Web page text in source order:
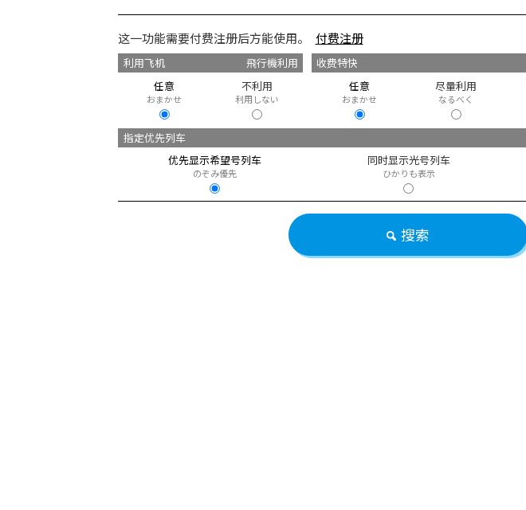
这一功能需要付费注册后方能使用。 付费注册
利用飞机
飛行機利用
任意
おまかせ
不利用
利用しない
收费特快
任意
おまかせ
尽量利用
なるべく
指定优先列车
优先显示希望号列车
のぞみ優先
同时显示光号列车
ひかりも表示
搜索